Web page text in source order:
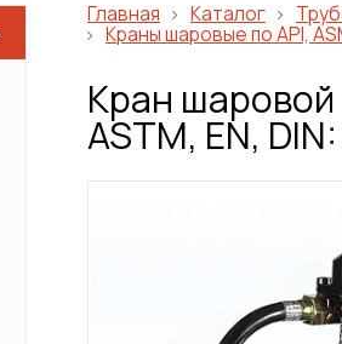
Главная Каталог
Краны шаровые по API,
Кран
ASTM, EN,